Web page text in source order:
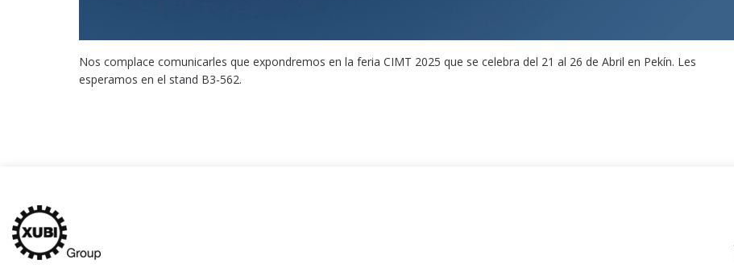
Nos complace comunicarles que expondremos en la feria CIMT 2025 que se celebra del 21 al 26 de Abril en Pekín. Les
esperamos en el stand B3-562.